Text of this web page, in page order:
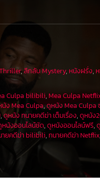
,ลึกลับ Mystery, หนังฝรั่ง,
Culpa bilibili, Mea Culpa
ง Mea Culpa,ดูหนัง Mea Culpa
,ดูหนัง ทนายคดีฆ่า เต็มเรื่อง,ดูหนัง
นังออนไลน์ชัด,ดูหนังออนไลน์ฟรี,
ายคดีฆ่า bilibili, ทนายคดีฆ่า Netflix